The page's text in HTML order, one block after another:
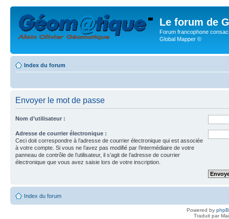
Le forum de
Forum francophone
Global Mapper ©
Index du forum
Envoyer le mot de passe
Nom d’utilisateur :
Adresse de courrier électronique :
Ceci doit correspondre à l’adresse de courrier électronique qui est associée
à votre compte. Si vous ne l’avez pas modifié par l’intermédiaire de votre
panneau de contrôle de l’utilisateur, il s’agit de l’adresse de courrier
électronique que vous avez saisie lors de votre inscription.
Index du forum
Powered by
Traduit par